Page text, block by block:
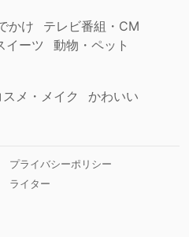
かけ
テレビ番組・CM
イーツ 動物・ペット
スメ・メイク かわいい
プライバシーポリシー
ライター